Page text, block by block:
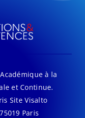
à la
et Continue.
Site Visalto
Paris